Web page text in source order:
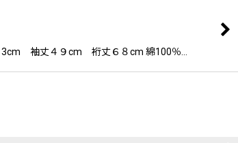
3cm 袖丈４９cm 裄丈６８cm 綿100％…